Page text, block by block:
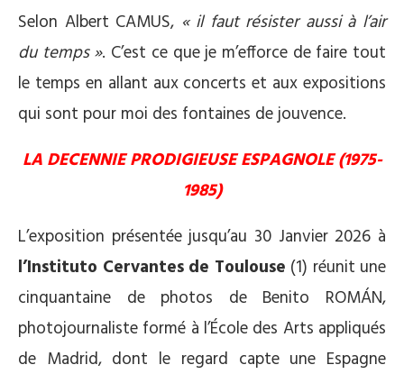
Selon Albert CAMUS, « il faut résister aussi à l’air
du temps ». C’est ce que je m’efforce de faire tout
le temps en allant aux concerts et aux expositions
qui sont pour moi des fontaines de jouvence.
LA DECENNIE PRODIGIEUSE ESPAGNOLE (1975-
1985)
L’exposition présentée jusqu’au 30 Janvier 2026 à
l’Instituto Cervantes de Toulouse (1) réunit une
cinquantaine de photos de Benito ROMÁN,
photojournaliste formé à l’École des Arts appliqués
de Madrid, dont le regard capte une Espagne